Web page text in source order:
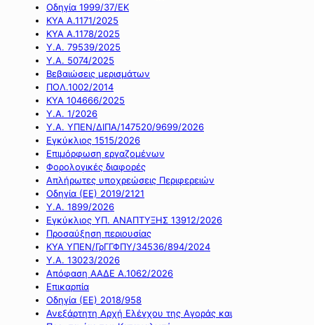
Οδηγία 1999/37/ΕΚ
ΚΥΑ Α.1171/2025
ΚΥΑ Α.1178/2025
Υ.Α. 79539/2025
Υ.Α. 5074/2025
Βεβαιώσεις μερισμάτων
ΠΟΛ.1002/2014
ΚΥΑ 104666/2025
Υ.Α. 1/2026
Υ.Α. ΥΠΕΝ/ΔΙΠΑ/147520/9699/2026
Εγκύκλιος 1515/2026
Επιμόρφωση εργαζομένων
Φορολογικές διαφορές
Απλήρωτες υποχρεώσεις Περιφερειών
Οδηγία (ΕΕ) 2019/2121
Υ.Α. 1899/2026
Εγκύκλιος ΥΠ. ΑΝΑΠΤΥΞΗΣ 13912/2026
Προσαύξηση περιουσίας
ΚΥΑ ΥΠΕΝ/ΓρΓΓΦΠΥ/34536/894/2024
Υ.Α. 13023/2026
Απόφαση ΑΑΔΕ Α.1062/2026
Επικαρπία
Οδηγία (ΕΕ) 2018/958
Ανεξάρτητη Αρχή Ελέγχου της Αγοράς και